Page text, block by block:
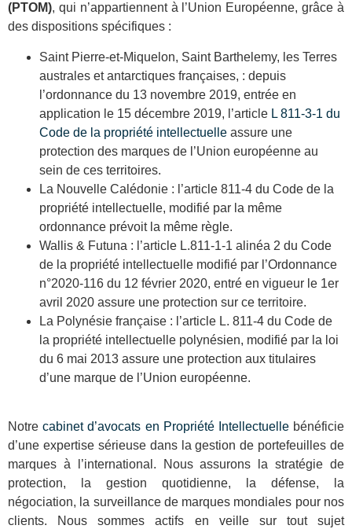
(PTOM), qui n’appartiennent à l’Union Européenne, grâce à
des dispositions spécifiques :
Saint Pierre-et-Miquelon, Saint Barthelemy, les Terres
australes et antarctiques françaises, : depuis
l’ordonnance du 13 novembre 2019, entrée en
application le 15 décembre 2019, l’article L 811-3-1 du
Code de la propriété intellectuelle assure une
protection des marques de l’Union européenne au
sein de ces territoires.
La Nouvelle Calédonie : l’article 811-4 du Code de la
propriété intellectuelle, modifié par la même
ordonnance prévoit la même règle.
Wallis & Futuna : l’article L.811-1-1 alinéa 2 du Code
de la propriété intellectuelle modifié par l’Ordonnance
n°2020-116 du 12 février 2020, entré en vigueur le 1er
avril 2020 assure une protection sur ce territoire.
La Polynésie française : ’article L. 811-4 du Code de
la propriété intellectuelle polynésien, modifié par la loi
du 6 mai 2013 assure une protection aux titulaires
d’une marque de l’Union européenne.
Notrecabinet d’avocats en Propriété Intellectuellebénéficie
d’une expertise sérieuse dans la gestion de portefeuilles de
marques à l’international. Nous assurons la stratégie de
protection, la gestion quotidienne, la défense, la
négociation, la surveillance de marques mondiales pour nos
clients. Nous sommes actifs en veille sur tout sujet